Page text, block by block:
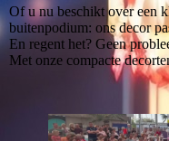
Of u nu beschikt over een
buitenpodium: ons decor
En regent het? Geen
Met onze compacte